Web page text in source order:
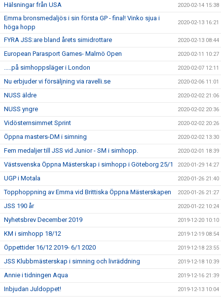
Hälsningar från USA 2020-02-14 15:38
Emma bronsmedaljös i sin första GP - final! Vinko sjua i
höga hopp
2020-02-13 16:21
FYRA JSS:are bland årets simidrottare 2020-02-13 08:44
European Parasport Games- Malmö Open 2020-02-11 10:27
.....på simhoppsläger i London 2020-02-07 12:11
Nu erbjuder vi försäljning via ravelli.se 2020-02-06 11:01
NUSS äldre 2020-02-02 21:06
NUSS yngre 2020-02-02 20:36
Vidösternsimmet Sprint 2020-02-02 20:26
Öppna masters-DM i simning 2020-02-02 13:30
Fem medaljer till JSS vid Junior - SM i simhopp. 2020-02-01 18:39
Västsvenska Öppna Mästerskap i simhopp i Göteborg 25/1 2020-01-29 14:27
UGP i Motala 2020-01-26 21:40
Topphoppning av Emma vid Brittiska Öppna Mästerskapen 2020-01-26 21:27
JSS 190 år 2020-01-22 10:24
Nyhetsbrev December 2019 2019-12-20 10:10
KM i simhopp 18/12 2019-12-19 08:54
Öppettider 16/12 2019- 6/1 2020 2019-12-18 23:55
JSS Klubbmästerskap i simning och livräddning 2019-12-18 10:39
Annie i tidningen Aqua 2019-12-16 21:39
Inbjudan Juldoppet! 2019-12-13 10:04